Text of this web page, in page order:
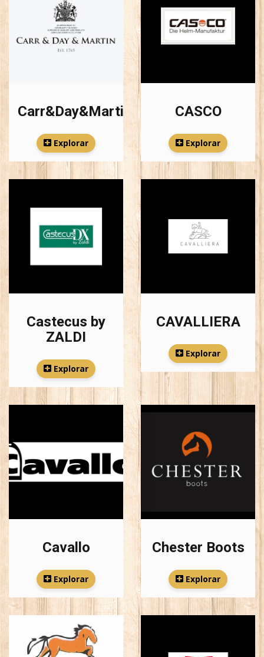
Carr&Day&Martin
Explorar
CASCO
Explorar
Castecus by
ZALDI
Explorar
CAVALLIERA
Explorar
Cavallo
Explorar
Chester Boots
Explorar